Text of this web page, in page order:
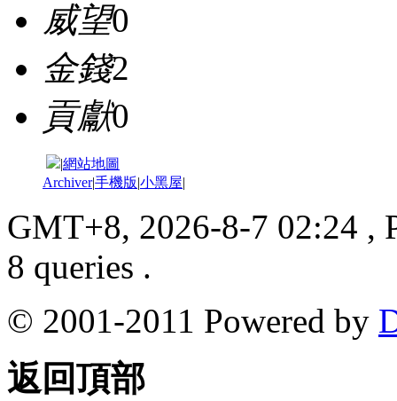
威望0
金錢2
貢獻0
|網站地圖
Archiver|手機版|小黑屋|
GMT+8, 2026-8-7 02:24 ,
8 queries .
© 2001-2011 Powered by
返回頂部